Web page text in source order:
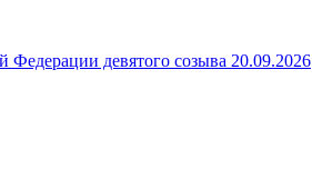
девятого созыва 20.09.2026